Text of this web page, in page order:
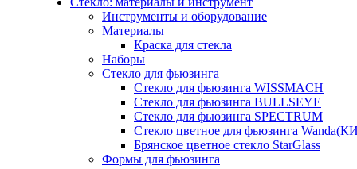
Инструменты и оборудование
Материалы
Краска для стекла
Наборы
Стекло для фьюзинга
Стекло для фьюзинга WISSMACH
Стекло для фьюзинга BULLSEYE
Стекло для фьюзинга SPECTRUM
Стекло цветное для фьюзинга
Брянское цветное стекло StarGlass
Формы для фьюзинга